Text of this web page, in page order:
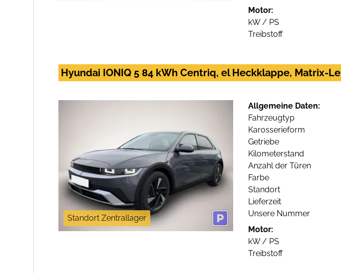
Motor:
kW / PS
Treibstoff
Hyundai IONIQ 5 84 kWh Centriq, el Heckklappe, Matrix-Le
Standort Zentrallager
Allgemeine Daten:
Fahrzeugtyp
Karosserieform
Getriebe
Kilometerstand
Anzahl der Türen
Farbe
Standort
Lieferzeit
Unsere Nummer
Motor:
kW / PS
Treibstoff